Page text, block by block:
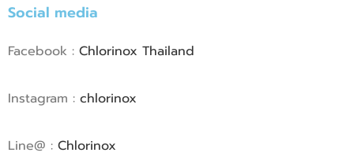
Social media
Facebook : Chlorinox Thailand
Instagram : chlorinox
Line@ : Chlorinox